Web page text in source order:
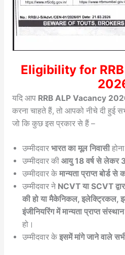
Eligibility for
यदि आप RRB ALP Vacancy
करना चाहते हैं, तो आपको नीचे दी हुई
जो कि कुछ इस प्रकार से हैं –
उम्मीदवार भारत का मूल निवासी
उम्मीदवार की आयु 18 वर्ष से लेकर
उम्मीदवार के मान्यता प्राप्त बोर्ड से
उम्मीदवार ने NCVT या SCVT
की हो या मैकेनिकल, इलेक्ट्रिकल,
इंजीनियरिंग में मान्यता प्राप्त
हो।
उम्मीदवार के इसमें मांगे जाने वाले